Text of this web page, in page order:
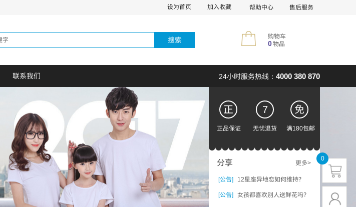
帮助中心
设为首页 加入收藏 售后服务
购物车
0物品
搜索
联系我们 24小时服务热线： 4000 380 870
免
7
正
满180包邮
无忧退货
正品保证
分享 更多>
[公告] 12星座异地恋如何维持？
[公告] 女孩都喜欢别人送鲜花吗？
0